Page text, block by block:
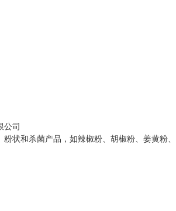
公司
状和杀菌产品，如辣椒粉、胡椒粉、姜黄粉、